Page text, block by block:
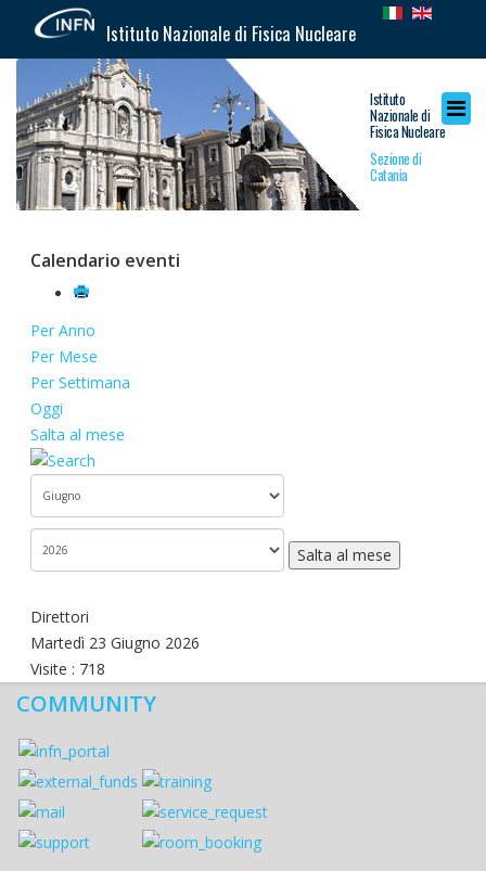
Istituto Nazionale di Fisica Nucleare
Istituto
Nazionale di
Fisica Nucleare
Sezione di
Catania
Calendario eventi
Per Anno
Per Mese
Per Settimana
Oggi
Salta al mese
Salta al mese
Direttori
Martedì 23 Giugno 2026
Visite : 718
COMMUNITY